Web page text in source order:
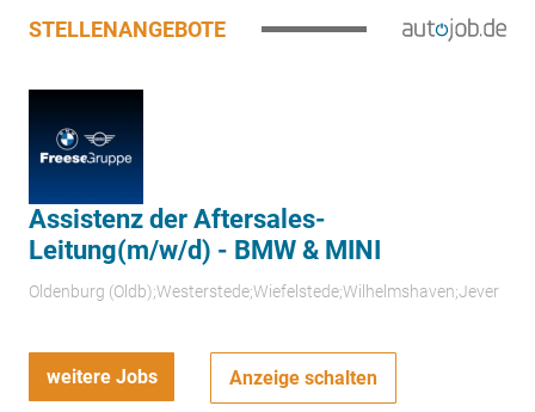
STELLENANGEBOTE
Assistenz der Aftersales-
Leitung(m/w/d) - BMW & MINI
Oldenburg (Oldb);Westerstede;Wiefelstede;Wilhelmshaven;Jever
weitere Jobs Anzeige schalten